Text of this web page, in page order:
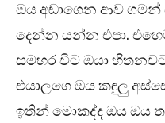
ඔය අඬාගෙන ආව ගමන්
දෙන්න යන්න එපා.
සමහර විට ඔයා
එයාලගෙ ඔය කඳුලු
ඉතින් මොකද්ද ඔය ඔය